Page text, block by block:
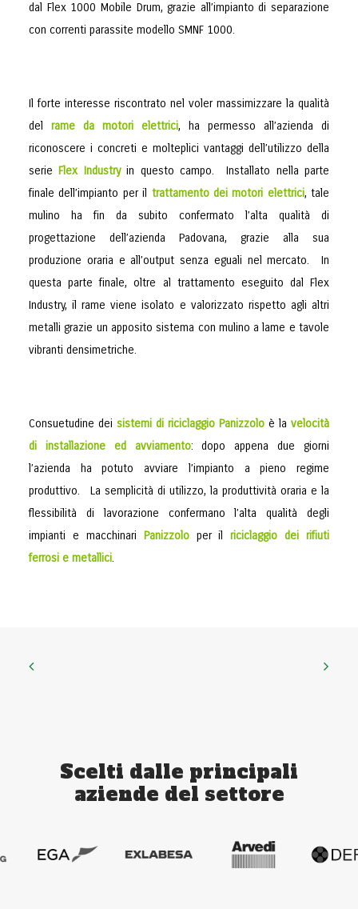
dal Flex 1000 Mobile Drum, grazie all’impianto di separazione
con correnti parassite modello SMNF 1000.
Il forte interesse riscontrato nel voler massimizzare la qualità
del rame da motori elettrici, ha permesso all’azienda di
riconoscere i concreti e molteplici vantaggi dell’utilizzo della
serie Flex Industryin questo campo. Installato nella parte
finale dell’impianto per il trattamento dei motori elettrici, tale
mulino ha fin da subito confermato l’alta qualità di
progettazione dell’azienda Padovana, grazie alla sua
produzione oraria e all’output senza eguali nel mercato. In
questa parte finale, oltre al trattamento eseguito dal Flex
Industry, il rame viene isolato e valorizzato rispetto agli altri
metalli grazie un apposito sistema con mulino a lame e tavole
vibranti densimetriche.
Consuetudine dei sistemi di riciclaggio Panizzolo è la velocità
di installazione ed avviamento: dopo appena due giorni
l’azienda ha potuto avviare l’impianto a pieno regime
produttivo. La semplicità di utilizzo, la produttività oraria e la
flessibilità di lavorazione confermano l’alta qualità degli
impianti e macchinari Panizzoloper ilriciclaggio dei rifiuti
ferrosi e metallici.
Scelti dalle principali
aziende del settore